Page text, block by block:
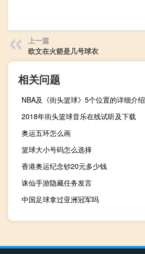
上一篇
欧文在火箭是几号球衣
相关问题
NBA及《街头篮球》5个位置的详细介绍
2018年街头篮球音乐在线试听及下载
奥运五环怎么画
篮球大小号码怎么选择
香港奥运纪念钞20元多少钱
诛仙手游隐藏任务发言
中国足球拿过亚洲冠军吗